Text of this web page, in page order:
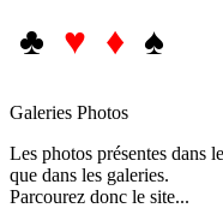
♣ ♥ ♦ ♠
Galeries Photos
Les photos présentes dans
que dans les galeries.
Parcourez donc le site...